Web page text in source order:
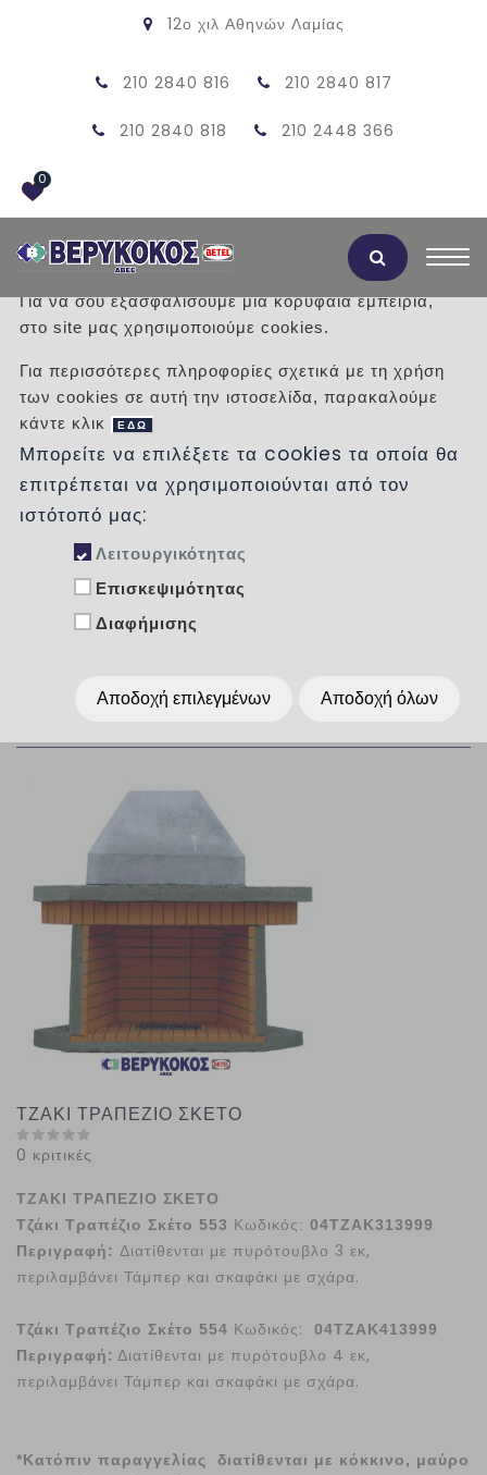
12ο χιλ Αθηνών Λαμίας
210 2840 816 210 2840 817
210 2840 818 210 2448 366
0
/ Προϊόντα / TZAKIA
Κατηγορίες
Δημοφιλή
Εμφάνιση : 15 Per Page
ΤΖΑΚΙ ΤΡΑΠΕΖΙΟ ΣΚΕΤΟ
0 κριτικές
ΤΖΑΚΙ ΤΡΑΠΕΖΙΟ ΣΚΕΤΟ
Τζάκι Τραπέζιο Σκέτο 553 Κωδικός: 04ΤΖΑΚ313999
Περιγραφή: Διατίθενται με πυρότουβλο 3 εκ,
περιλαμβάνει Τάμπερ και σκαφάκι με σχάρα.
Τζάκι Τραπέζιο Σκέτο 554 Κωδικός: 04ΤΖΑΚ413999
Περιγραφή: Διατίθενται με πυρότουβλο 4 εκ,
περιλαμβάνει Τάμπερ και σκαφάκι με σχάρα.
*Κατόπιν παραγγελίας διατίθενται με κόκκινο, μαύρο
Αποδοχή Cookies
Για να σου εξασφαλίσουμε μια κορυφαία εμπειρία,
στο site μας χρησιμοποιούμε cookies.
Για περισσότερες πληροφορίες σχετικά με τη χρήση
των cookies σε αυτή την ιστοσελίδα, παρακαλούμε
κάντε κλικ
ΕΔΩ
Μπορείτε να επιλέξετε τα cookies τα οποία θα
επιτρέπεται να χρησιμοποιούνται από τον
ιστότοπό μας:
Λειτουργικότητας
Επισκεψιμότητας
Διαφήμισης
Αποδοχή επιλεγμένων Αποδοχή όλων